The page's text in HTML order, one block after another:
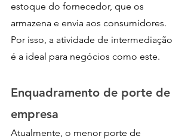
estoque do fornecedor, que os
armazena e envia aos consumidores.
Por isso, a atividade de intermediação
é a ideal para negócios como este.
Enquadramento de porte de
empresa
Atualmente, o menor porte de